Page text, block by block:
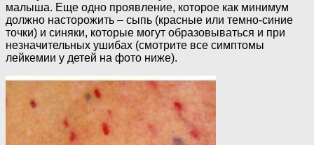
малыша. Еще одно проявление, которое как минимум
должно насторожить – сыпь (красные или темно-синие
точки) и синяки, которые могут образовываться и при
незначительных ушибах (смотрите все симптомы
лейкемии у детей на фото ниже).